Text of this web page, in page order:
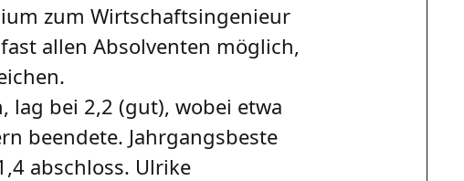
zum Wirtschaftsingenieur
allen Absolventen möglich,
bei 2,2 (gut), wobei etwa
beendete. Jahrgangsbeste
abschloss. Ulrike